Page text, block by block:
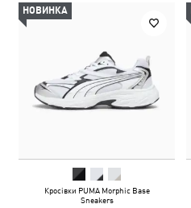
НОВИНКА
Кросівки PUMA Morphic Base
Sneakers